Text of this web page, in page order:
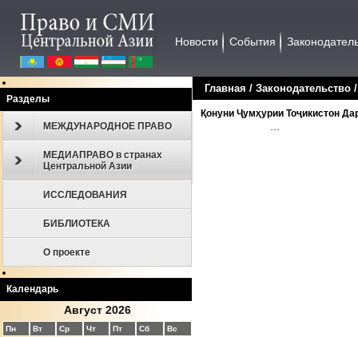
Новости События
Разделы
МЕЖДУНАРОДНОЕ ПРАВО
МЕДИАПРАВО в странах
Центральной Азии
ИССЛЕДОВАНИЯ
БИБЛИОТЕКА
О проекте
Календарь
Август 2026
Пн Вт Ср Чт Пт Сб
Вс
Главная / Законодательство
Қонуни Ҷумҳурии Тоҷикистон
…